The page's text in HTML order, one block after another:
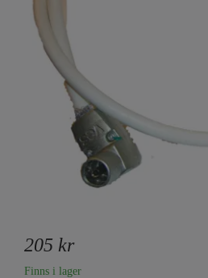
205 kr
Finns i lager